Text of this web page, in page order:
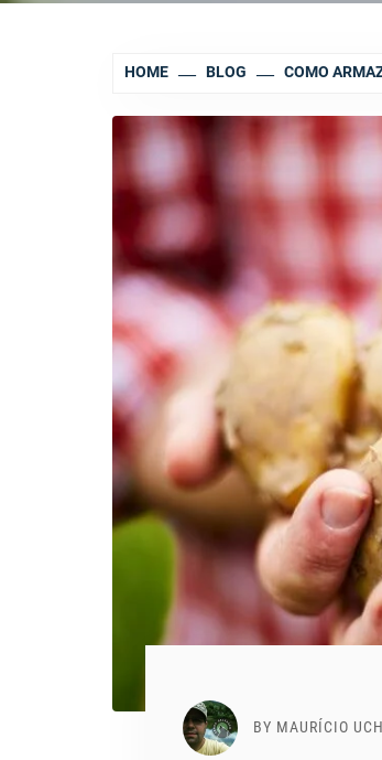
HOME BLOG COMO
BY MAURÍCIO